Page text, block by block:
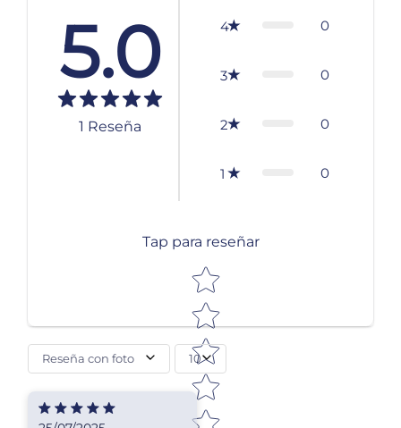
5.0
1 Reseña
4 0
3 0
2 0
1 0
Tap para reseñar
Star rating
Reseña con foto 10